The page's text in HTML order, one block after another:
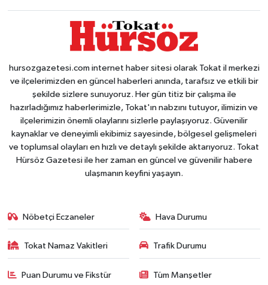
hursozgazetesi.com internet haber sitesi olarak Tokat il merkezi
ve ilçelerimizden en güncel haberleri anında, tarafsız ve etkili bir
şekilde sizlere sunuyoruz. Her gün titiz bir çalışma ile
hazırladığımız haberlerimizle, Tokat'ın nabzını tutuyor, ilimizin ve
ilçelerimizin önemli olaylarını sizlerle paylaşıyoruz. Güvenilir
kaynaklar ve deneyimli ekibimiz sayesinde, bölgesel gelişmeleri
ve toplumsal olayları en hızlı ve detaylı şekilde aktarıyoruz. Tokat
Hürsöz Gazetesi ile her zaman en güncel ve güvenilir habere
ulaşmanın keyfini yaşayın.
Nöbetçi Eczaneler Hava Durumu
Tokat Namaz Vakitleri Trafik Durumu
Puan Durumu ve Fikstür Tüm Manşetler